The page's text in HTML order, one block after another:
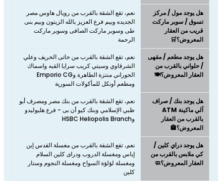
هل يوجد مول / مركز
تسوق / سوبر ماركت
قريب من العقار
المعروض؟🛒
نعم، تقع الشقة بالقرب من رويال هاوس مصر
الجديده وبيم فرع العزيز بالله الزيتون وبيم بنى
طى وسوبر ماركت الصافى وسوبر ماركت
الرحمة
هل يوجد مطعم / مقهى
/ حلواني بالقرب من
العقار المعروض؟🍽️
نعم، تقع الشقة بالقرب من حاتى الحريف وعلي
الشرقاوي وسيتي كريب سرايا القبه واسماك
الحوراني منتزة الطاهرة وEmporio CG
ومطعم أونكل للمأكولات السورية
هل يوجد بنك / صراف
آلي ماكينة ATM
بالقرب من العقار
المعروض؟🏦
نعم، تقع الشقة بالقرب من بنك مصر ومصرف أبو
ظبي الإسلامي وبنك كيو أن بى - فرع هليوليدو
وHSBC Heliopolis Branch
هل يوجد دراي كلين /
كي ملابس بالقرب من
العقار المعروض؟🧼
نعم، تقع الشقة بالقرب من مغسلة القدس إبن
إياس ومغسلة الدروب ودراى كلين السلام
ومغسلة لؤلؤة السواح ومغسلة النجوم وستار
كلين